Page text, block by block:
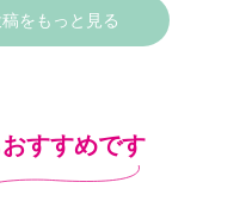
をもっと見る
すすめです